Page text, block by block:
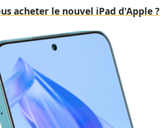
acheter le nouvel iPad d'Apple ?